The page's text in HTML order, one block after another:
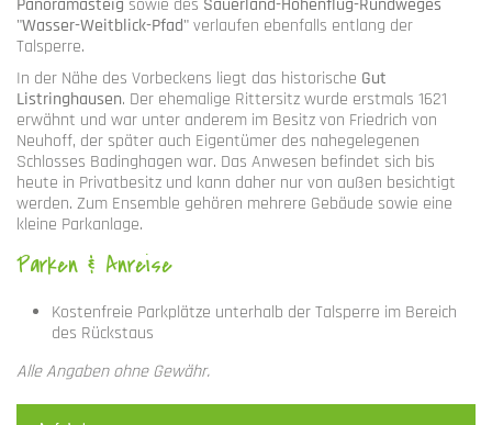
"Wasser-Weitblick-Pfad"verlaufen ebenfalls entlang der
Talsperre.
In der Nähe des Vorbeckens liegt das historische Gut
Listringhausen. Der ehemalige Rittersitz wurde erstmals 1621
erwähnt und war unter anderem im Besitz von Friedrich von
Neuhoff, der später auch Eigentümer des nahegelegenen
Schlosses Badinghagen war. Das Anwesen befindet sich bis
heute in Privatbesitz und kann daher nur von außen besichtigt
werden. Zum Ensemble gehören mehrere Gebäude sowie eine
kleine Parkanlage.
Parken & Anreise
Kostenfreie Parkplätze unterhalb der Talsperre im Bereich
des Rückstaus
Alle Angaben ohne Gewähr.